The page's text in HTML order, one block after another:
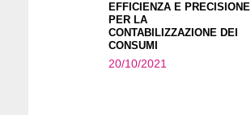
EFFICIENZA E PRECISIONE
PER LA
CONTABILIZZAZIONE DEI
CONSUMI
20/10/2021